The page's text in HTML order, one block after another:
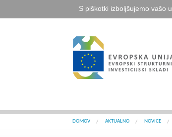
S piškotki izboljšujemo vašo
DOMOV AKTUALNO NOVICE